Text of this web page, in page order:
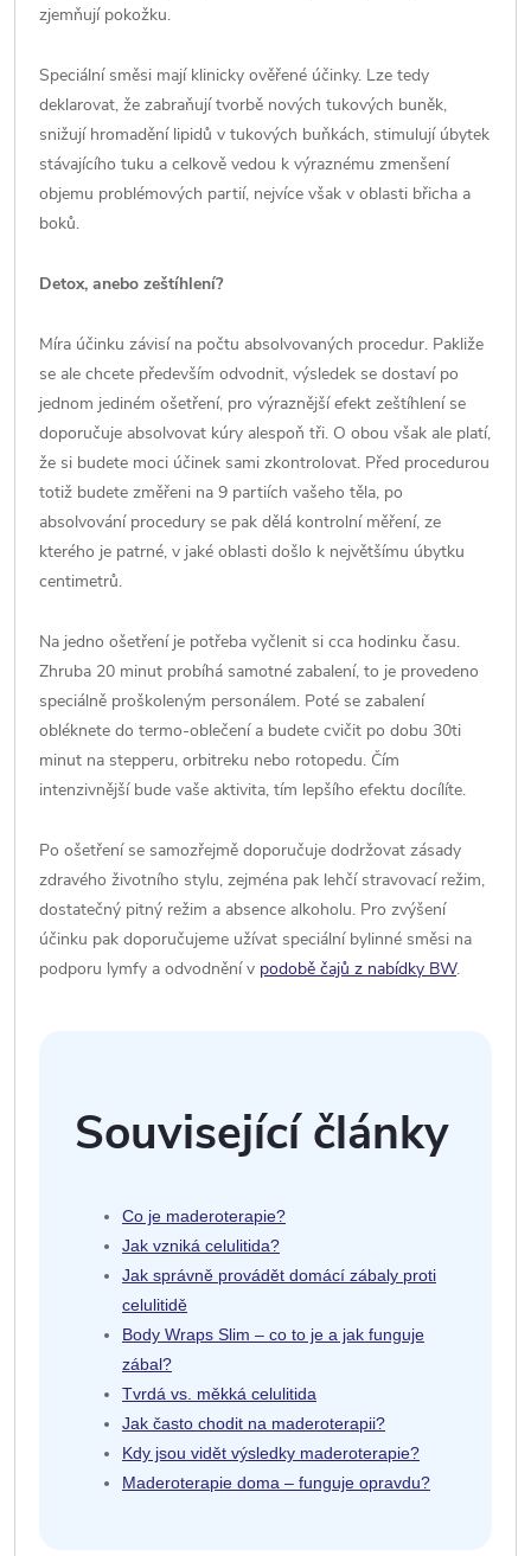
zjemňují pokožku.
Speciální směsi mají klinicky ověřené účinky. Lze tedy
deklarovat, že zabraňují tvorbě nových tukových buněk,
snižují hromadění lipidů v tukových buňkách, stimulují úbytek
stávajícího tuku a celkově vedou k výraznému zmenšení
objemu problémových partií, nejvíce však v oblasti břicha a
boků.
Detox, anebo zeštíhlení?
Míra účinku závisí na počtu absolvovaných procedur. Pakliže
se ale chcete především odvodnit, výsledek se dostaví po
jednom jediném ošetření, pro výraznější efekt zeštíhlení se
doporučuje absolvovat kúry alespoň tři. O obou však ale platí,
že si budete moci účinek sami zkontrolovat. Před procedurou
totiž budete změřeni na 9 partiích vašeho těla, po
absolvování procedury se pak dělá kontrolní měření, ze
kterého je patrné, v jaké oblasti došlo k největšímu úbytku
centimetrů.
Na jedno ošetření je potřeba vyčlenit si cca hodinku času.
Zhruba 20 minut probíhá samotné zabalení, to je provedeno
speciálně proškoleným personálem. Poté se zabalení
obléknete do termo-oblečení a budete cvičit po dobu 30ti
minut na stepperu, orbitreku nebo rotopedu. Čím
intenzivnější bude vaše aktivita, tím lepšího efektu docílíte.
Po ošetření se samozřejmě doporučuje dodržovat zásady
zdravého životního stylu, zejména pak lehčí stravovací režim,
dostatečný pitný režim a absence alkoholu. Pro zvýšení
účinku pak doporučujeme užívat speciální bylinné směsi na
podporu lymfy a odvodnění v podobě čajů z nabídky BW.
Související články
Co je maderoterapie?
Jak vzniká celulitida?
Jak správně provádět domácí zábaly proti
celulitidě
Body Wraps Slim – co to je a jak funguje
zábal?
Tvrdá vs. měkká celulitida
Jak často chodit na maderoterapii?
Kdy jsou vidět výsledky maderoterapie?
Maderoterapie doma – funguje opravdu?